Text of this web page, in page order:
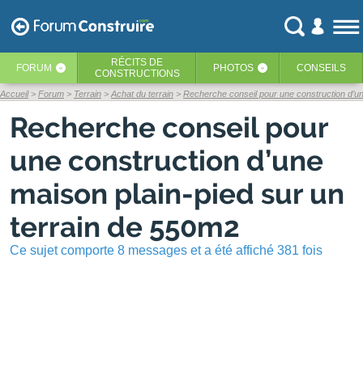
FORUM ‹ RÉCITS DE
CONSTRUCTIONS
PHOTOS ‹ CONSEILS
Accueil Forum Terrain Achat du terrain Recherche conseil pour une construction
Recherche conseil pour
une construction d’une
maison plain-pied sur un
terrain de 550m2
Ce sujet comporte 8 messages et a été affiché 381 fois